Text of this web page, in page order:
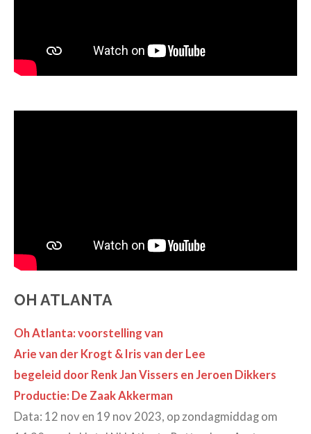
OH ATLANTA
Oh Atlanta: voorstelling van
Arie van der Krogt & Iris van der Lee
begeleid door Renk Jan Vissers en Jeroen Dikkers
Productie: De Zaak Akkerman
Data: 12 nov en 19 nov 2023, op zondagmiddag om